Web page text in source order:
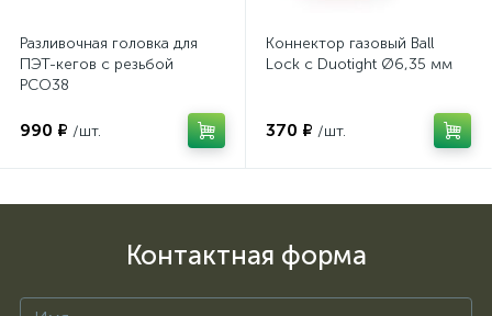
Разливочная головка для
ПЭТ-кегов с резьбой
PCO38
990 ₽ /шт.
Коннектор газовый Ball
Lock с Duotight Ø6,35 мм
370 ₽ /шт.
Контактная форма